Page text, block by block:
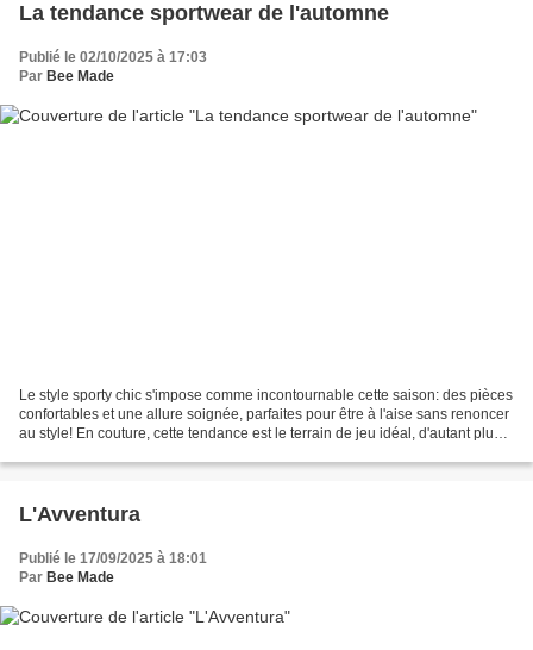
La tendance sportwear de l'automne
Publié le 02/10/2025 à 17:03
Par Bee Made
Le style sporty chic s'impose comme incontournable cette saison: des pièces
confortables et une allure soignée, parfaites pour être à l'aise sans renoncer
au style! En couture, cette tendance est le terrain de jeu idéal, d'autant plus
L'Avventura
Publié le 17/09/2025 à 18:01
Par Bee Made